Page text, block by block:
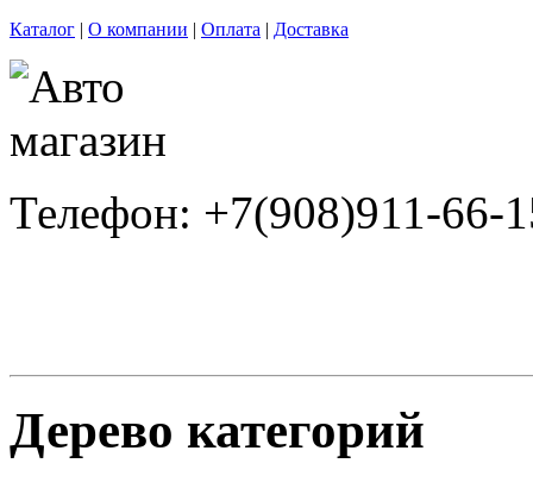
Каталог | О компании | Оплата | Доставка
Телефон: +7(908)911-66-
Дерево категорий